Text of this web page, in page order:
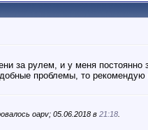
за рулем, и у меня постоянно
проблемы, то рекомендую
oapv; 05.06.2018 в 21:18